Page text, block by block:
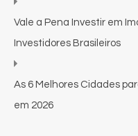
Vale a Pena Investir em
Investidores Brasileiros
As 6 Melhores Cidades
em 2026